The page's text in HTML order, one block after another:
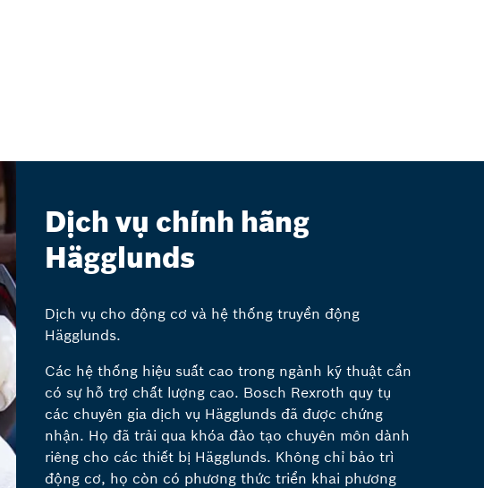
Dịch vụ chính hãng
Hägglunds
Dịch vụ cho động cơ và hệ thống truyền động
Hägglunds.
Các hệ thống hiệu suất cao trong ngành kỹ thuật cần
có sự hỗ trợ chất lượng cao. Bosch Rexroth quy tụ
các chuyên gia dịch vụ Hägglunds đã được chứng
nhận. Họ đã trải qua khóa đào tạo chuyên môn dành
riêng cho các thiết bị Hägglunds. Không chỉ bảo trì
động cơ, họ còn có phương thức triển khai phương